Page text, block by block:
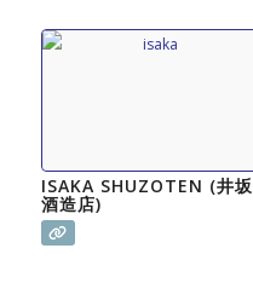
ISAKA SHUZOTEN (井坂
酒造店)